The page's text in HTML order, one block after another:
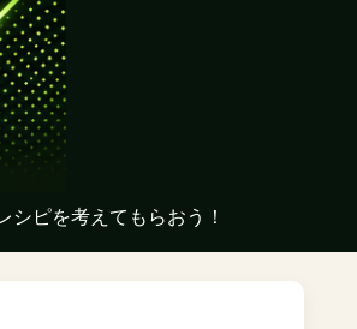
シピを考えてもらおう！